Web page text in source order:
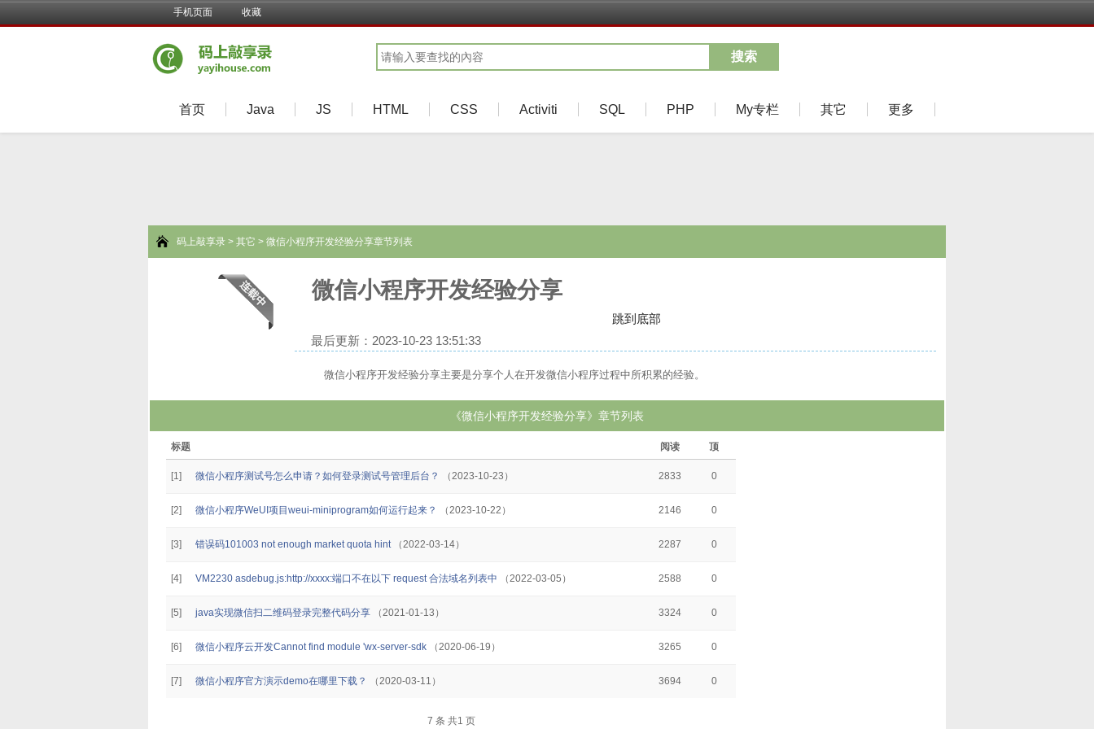
手机页面 收藏
搜索
首页 Java JS HTML CSS Activiti SQL PHP My专栏 其它 更多
码上敲享录 > 其它 > 微信小程序开发经验分享章节列表
微信小程序开发经验分享
跳到底部
最后更新：2023-10-23 13:51:33
微信小程序开发经验分享主要是分享个人在开发微信小程序过程中所积累的经验。
《微信小程序开发经验分享》章节列表
标题 阅读 顶
[1] 微信小程序测试号怎么申请？如何登录测试号管理后台？ （2023-10-23） 2833 0
[2] 微信小程序WeUI项目weui-miniprogram如何运行起来？ （2023-10-22） 2146 0
[3] 错误码101003 not enough market quota hint （2022-03-14） 2287 0
[4] VM2230 asdebug.js:http://xxxx:端口不在以下 request 合法域名列表中 （2022-03-05） 2588 0
[5] java实现微信扫二维码登录完整代码分享 （2021-01-13） 3324 0
[6] 微信小程序云开发Cannot find module 'wx-server-sdk （2020-06-19） 3265 0
[7] 微信小程序官方演示demo在哪里下载？ （2020-03-11） 3694 0
7 条 共1 页